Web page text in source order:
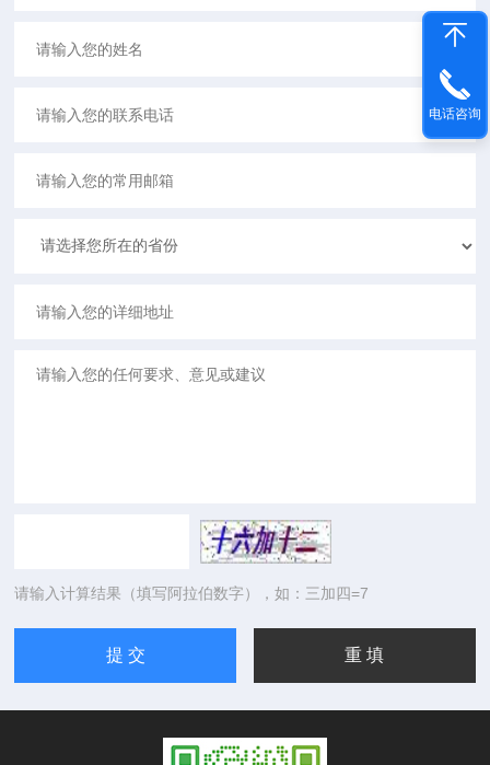
请输入计算结果（填写阿拉伯数字），如：三加四=7
电话咨询